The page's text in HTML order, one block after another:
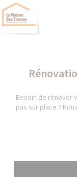
Besoin de rénover
pas sur place ?